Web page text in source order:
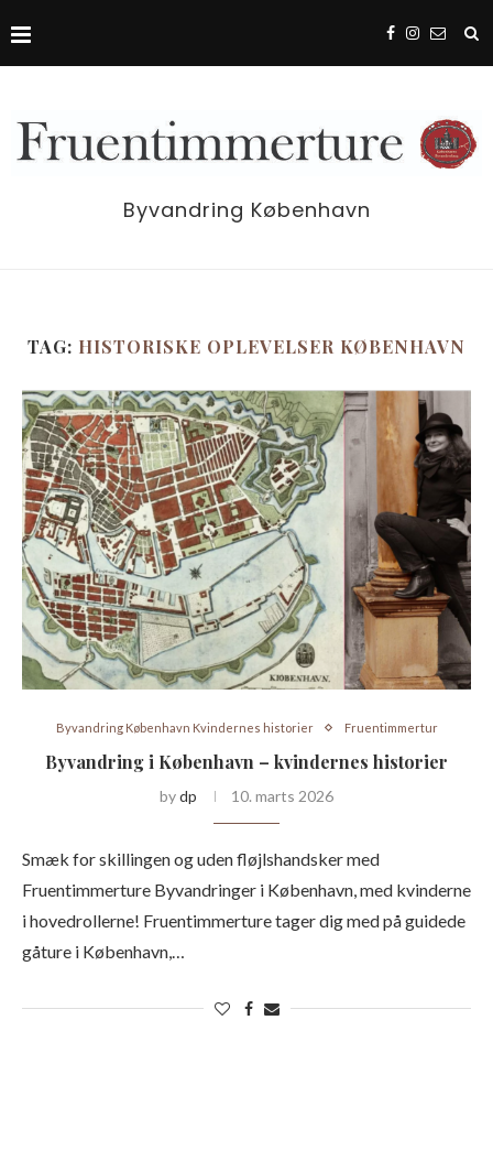
Byvandring København
TAG: HISTORISKE OPLEVELSER KØBENHAVN
Byvandring København Kvindernes historier Fruentimmertur
Byvandring i København – kvindernes historier
bydp 10. marts 2026
Smæk for skillingen og uden fløjlshandsker med
Fruentimmerture Byvandringer i København, med kvinderne
i hovedrollerne! Fruentimmerture tager dig med på guidede
gåture i København,…